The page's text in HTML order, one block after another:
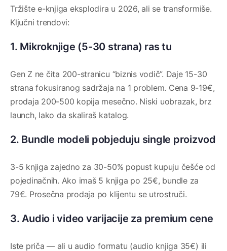
Tržište e-knjiga eksplodira u 2026, ali se transformiše.
Ključni trendovi:
1. Mikroknjige (5-30 strana) ras tu
Gen Z ne čita 200-stranicu “biznis vodič”. Daje 15-30
strana fokusiranog sadržaja na 1 problem. Cena 9-19€,
prodaja 200-500 kopija mesečno. Niski uobrazak, brz
launch, lako da skaliraš katalog.
2. Bundle modeli pobjeduju single proizvod
3-5 knjiga zajedno za 30-50% popust kupuju češće od
pojedinačnih. Ako imaš 5 knjiga po 25€, bundle za
79€. Prosečna prodaja po klijentu se utrostruči.
3. Audio i video varijacije za premium cene
Iste priča — ali u audio formatu (audio knjiga 35€) ili